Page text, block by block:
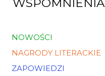
WSPOMNIENIA
NOWOŚCI
NAGRODY LITERACKIE
ZAPOWIEDZI